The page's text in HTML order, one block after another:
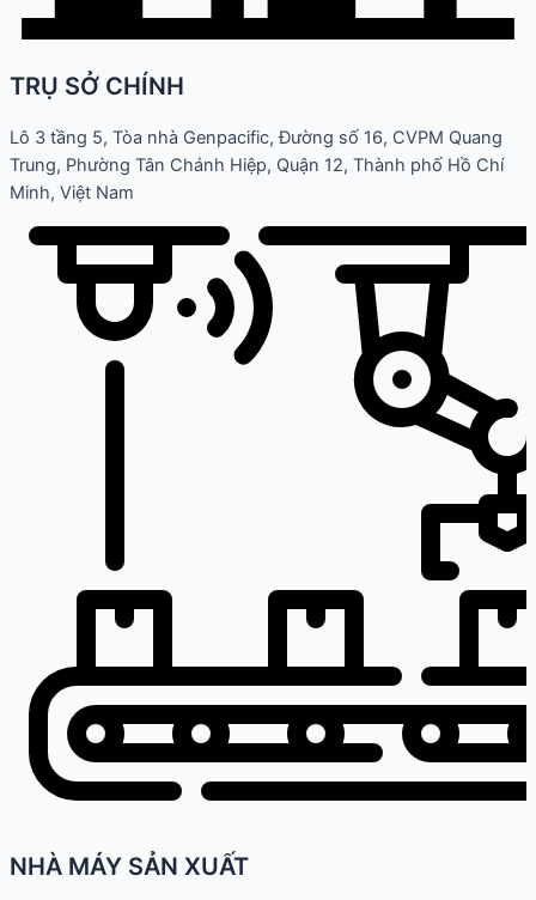
TRỤ SỞ CHÍNH
Lô 3 tầng 5, Tòa nhà Genpacific, Đường số 16, CVPM Quang
Trung, Phường Tân Chánh Hiệp, Quận 12, Thành phố Hồ Chí
Minh, Việt Nam
NHÀ MÁY SẢN XUẤT